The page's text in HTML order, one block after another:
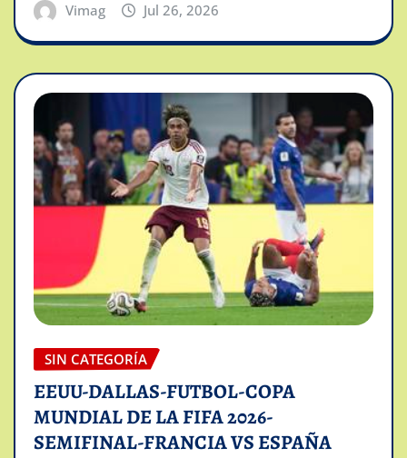
Vimag Jul 26, 2026
SIN CATEGORÍA
EEUU-DALLAS-FUTBOL-COPA
MUNDIAL DE LA FIFA 2026-
SEMIFINAL-FRANCIA VS ESPAÑA